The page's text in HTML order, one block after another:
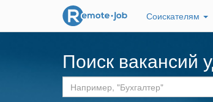
Соискателям
Поиск вакансий